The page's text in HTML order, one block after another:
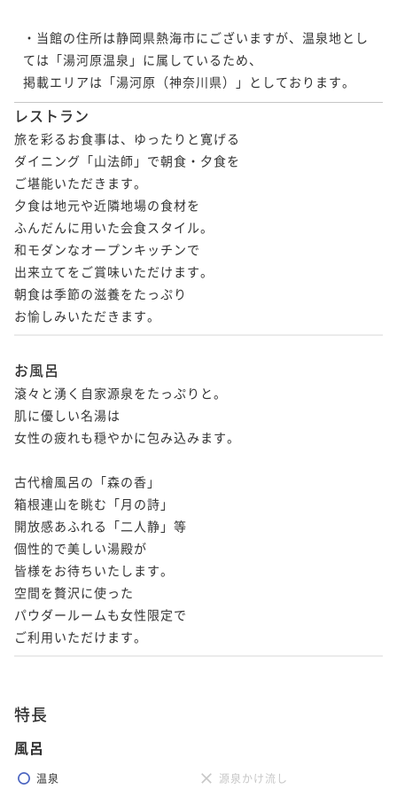
・当館の住所は静岡県熱海市にございますが、温泉地とし
ては「湯河原温泉」に属しているため、
掲載エリアは「湯河原（神奈川県）」としております。
レストラン
旅を彩るお食事は、ゆったりと寛げる
ダイニング「山法師」で朝食・夕食を
ご堪能いただきます。
夕食は地元や近隣地場の食材を
ふんだんに用いた会食スタイル。
和モダンなオープンキッチンで
出来立てをご賞味いただけます。
朝食は季節の滋養をたっぷり
お愉しみいただきます。
お風呂
滾々と湧く自家源泉をたっぷりと。
肌に優しい名湯は
女性の疲れも穏やかに包み込みます。
古代檜風呂の「森の香」
箱根連山を眺む「月の詩」
開放感あふれる「二人静」等
個性的で美しい湯殿が
皆様をお待ちいたします。
空間を贅沢に使った
パウダールームも女性限定で
ご利用いただけます。
特長
風呂
温泉
源泉かけ流し